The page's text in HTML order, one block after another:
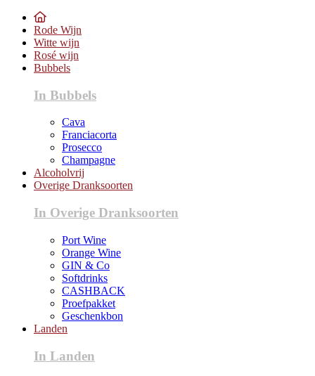
Rode Wijn
Witte wijn
Rosé wijn
Bubbels
In Bubbels
Cava
Franciacorta
Prosecco
Champagne
Alcoholvrij
Overige Dranksoorten
In Overige Dranksoorten
Port Wine
Orange Wine
GIN & Co
Softdrinks
CASHBACK
Proefpakket
Geschenkbon
Landen
In Landen